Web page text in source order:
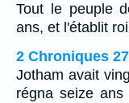
Tout le peuple
ans, et l'établit
2 Chroniques
Jotham avait
régna seize